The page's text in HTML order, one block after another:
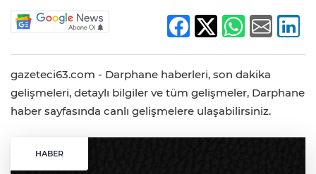
gazeteci63.com - Darphane haberleri, son dakika
gelişmeleri, detaylı bilgiler ve tüm gelişmeler, Darphane
haber sayfasında canlı gelişmelere ulaşabilirsiniz.
HABER